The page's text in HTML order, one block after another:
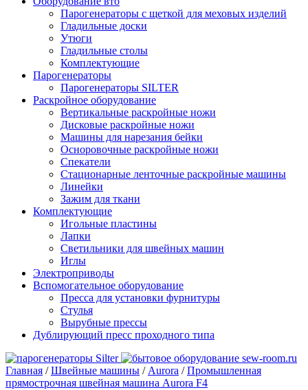
Парогенераторы с щеткой для меховых изделий
Гладильные доски
Утюги
Гладильные столы
Комплектующие
Парогенераторы
Парогенераторы SILTER
Раскройное оборудование
Вертикальные раскройные ножи
Дисковые раскройные ножи
Машины для нарезания бейки
Осноровочные раскройные ножи
Спекатели
Стационарные ленточные раскройные машины
Линейки
Зажим для ткани
Комплектующие
Игольные пластины
Лапки
Светильники для швейных машин
Иглы
Электроприводы
Вспомогательное оборудование
Пресса для установки фурнитуры
Стулья
Вырубные прессы
Дублирующий пресс проходного типа
Главная /Швейные машины / Aurora /Промышленная
прямострочная швейная машина Aurora F4